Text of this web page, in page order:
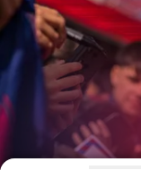
会長
レジェン
監督
plusicon
プレスパ
Facilities
チケット
結果
順位表
スケジュ
チケット
結果
順位表
PLUSICON
トップチー
plusicon
スケジュ
チケット
PLUSICON
トップチー